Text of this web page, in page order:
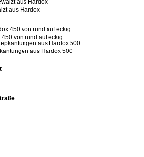
aus Hardox
von rund auf eckig
aus Hardox 500